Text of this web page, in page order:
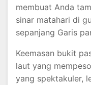
membuat Anda
sinar matahari di
sepanjang Garis
Keemasan bukit
laut yang
yang spektakuler,